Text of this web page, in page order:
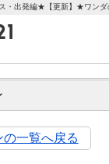
一覧へ戻る